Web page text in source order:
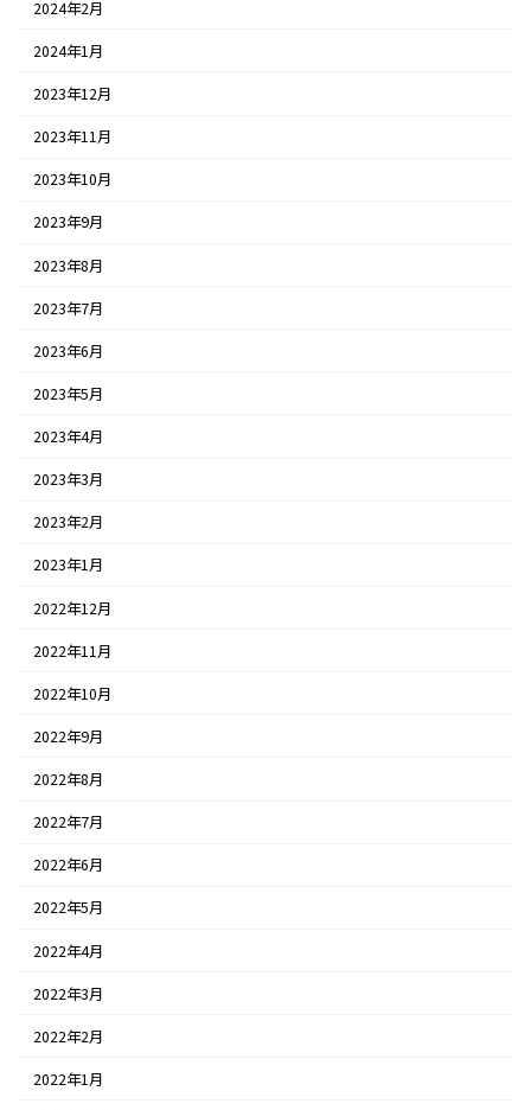
2024年2月
2024年1月
2023年12月
2023年11月
2023年10月
2023年9月
2023年8月
2023年7月
2023年6月
2023年5月
2023年4月
2023年3月
2023年2月
2023年1月
2022年12月
2022年11月
2022年10月
2022年9月
2022年8月
2022年7月
2022年6月
2022年5月
2022年4月
2022年3月
2022年2月
2022年1月